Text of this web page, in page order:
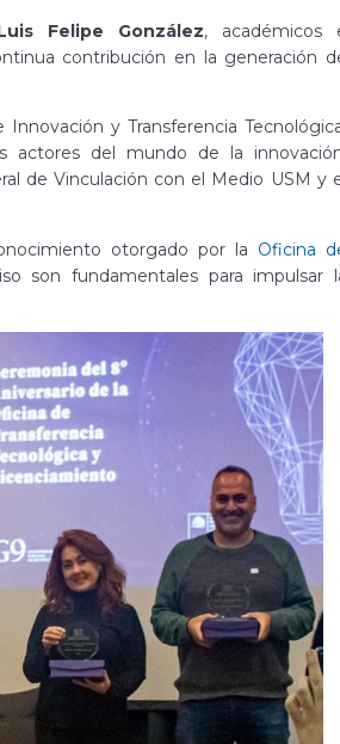
Felipe González, académicos
contribución en la generación
y Transferencia
actores del mundo de la
de Vinculación con el Medio USM y
otorgado por la Oficina
son fundamentales para impulsar